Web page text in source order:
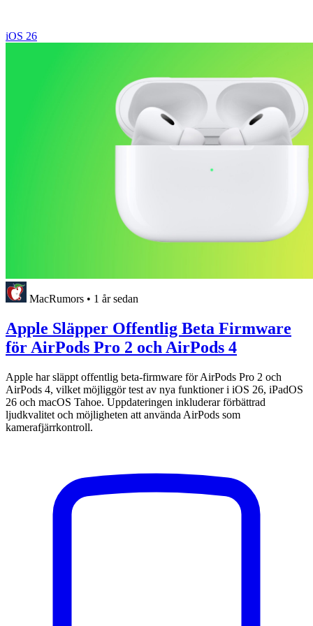
iOS 26
MacRumors • 1 år sedan
Apple Släpper Offentlig Beta Firmware
för AirPods Pro 2 och AirPods 4
Apple har släppt offentlig beta-firmware för AirPods Pro 2 och
AirPods 4, vilket möjliggör test av nya funktioner i iOS 26, iPadOS
26 och macOS Tahoe. Uppdateringen inkluderar förbättrad
ljudkvalitet och möjligheten att använda AirPods som
kamerafjärrkontroll.